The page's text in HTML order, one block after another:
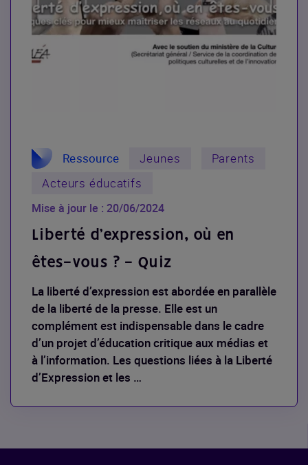
Ressource Jeunes
Parents
Acteurs éducatifs
Mise à jour le : 20/06/2024
Liberté d’expression, où en
êtes-vous ? - Quiz
La liberté d’expression est abordée en parallèle
de la liberté de la presse. Elle est un
complément est indispensable dans le cadre
d’un projet d’éducation critique aux médias et
à l’information. Les questions liées à la Liberté
d’Expression et les …